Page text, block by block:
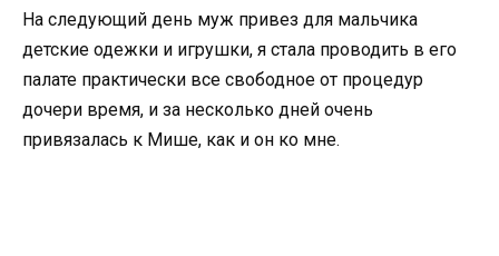
На следующий день муж привез для мальчика
детские одежки и игрушки, я стала проводить в его
палате практически все свободное от процедур
дочери время, и за несколько дней очень
привязалась к Мише, как и он ко мне.